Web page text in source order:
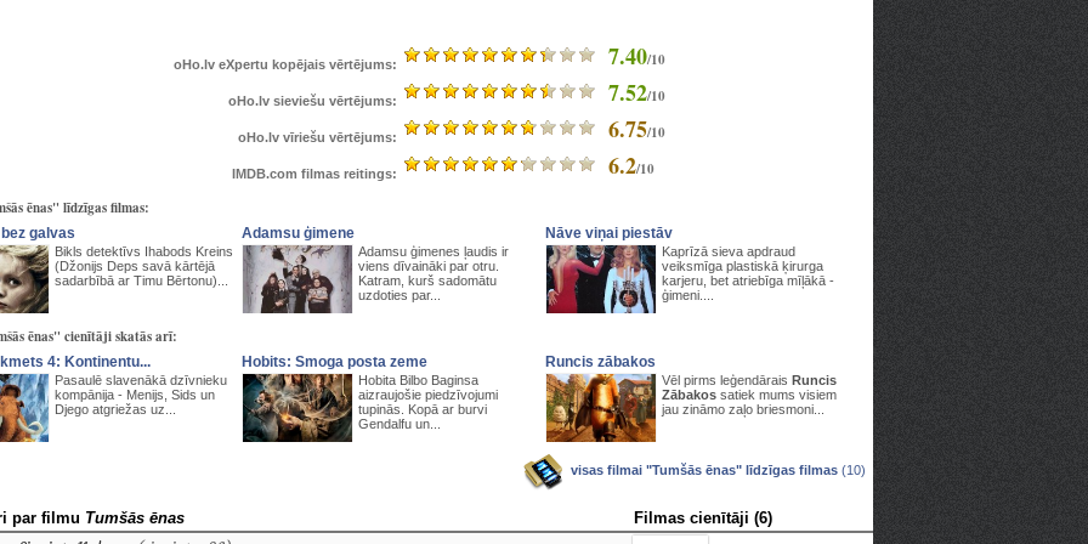
oHo.lv eXpertu kopējais vērtējums: 7.40/10
oHo.lv sieviešu vērtējums: 7.52/10
oHo.lv vīriešu vērtējums: 6.75/10
IMDB.com filmas reitings: 6.2/10
ēnas" līdzīgas filmas:
galvas
Bikls detektīvs Ihabods Kreins
(Džonijs Deps savā kārtējā
sadarbībā ar Timu Bērtonu)...
Adamsu ģimene
Adamsu ģimenes ļaudis ir
viens dīvaināki par otru.
Katram, kurš sadomātu
uzdoties par...
Nāve viņai piestāv
Kaprīzā sieva apdraud
veiksmīga plastiskā ķirurga
karjeru, bet atriebīga mīļākā -
ģimeni....
ēnas" cienītāji skatās arī:
4: Kontinentu...
Pasaulē slavenākā dzīvnieku
kompānija - Menijs, Sids un
Djego atgriežas uz...
Hobits: Smoga posta zeme
Hobita Bilbo Baginsa
aizraujošie piedzīvojumi
tupinās. Kopā ar burvi
Gendalfu un...
Runcis zābakos
Vēl pirms leģendārais Runcis
Zābakos satiek mums visiem
jau zināmo zaļo briesmoni...
visas filmai "Tumšās ēnas" līdzīgas filmas (10)
par filmu Tumšās ēnas
Filmas cienītāji (6)